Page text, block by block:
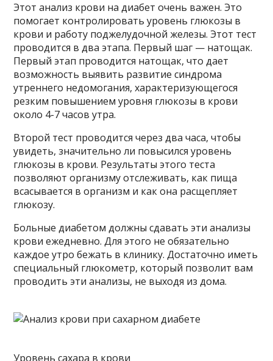
Этот анализ крови на диабет очень важен. Это
помогает контролировать уровень глюкозы в
крови и работу поджелудочной железы. Этот тест
проводится в два этапа. Первый шаг — натощак.
Первый этап проводится натощак, что дает
возможность выявить развитие синдрома
утреннего недомогания, характеризующегося
резким повышением уровня глюкозы в крови
около 4-7 часов утра.
Второй тест проводится через два часа, чтобы
увидеть, значительно ли повысился уровень
глюкозы в крови. Результаты этого теста
позволяют организму отслеживать, как пища
всасывается в организм и как она расщепляет
глюкозу.
Больные диабетом должны сдавать эти анализы
крови ежедневно. Для этого не обязательно
каждое утро бежать в клинику. Достаточно иметь
специальный глюкометр, который позволит вам
проводить эти анализы, не выходя из дома.
Уровень сахара в крови